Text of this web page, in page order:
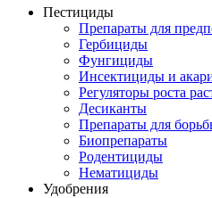
Пестициды
Препараты для
Гербициды
Фунгициды
Инсектициды и
Регуляторы роста
Десиканты
Препараты для
Биопрепараты
Родентициды
Нематициды
Удобрения